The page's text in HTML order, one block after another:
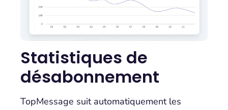
Statistiques de
désabonnement
TopMessage suit automatiquement les